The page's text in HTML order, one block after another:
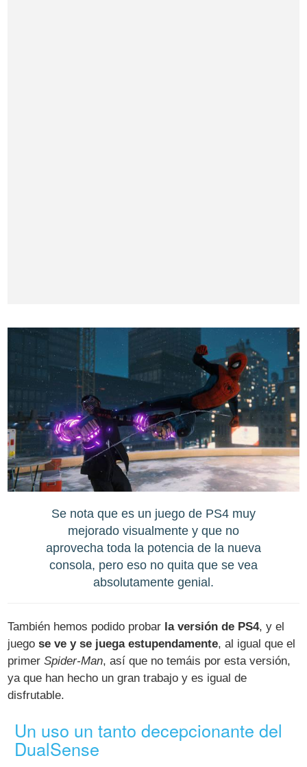
Se nota que es un juego de PS4 muy
mejorado visualmente y que no
aprovecha toda la potencia de la nueva
consola, pero eso no quita que se vea
absolutamente genial.
También hemos podido probar la versión de PS4, y el
juegose ve y se juega estupendamente, al igual que el
primerSpider-Man, así que no temáis por esta versión,
ya que han hecho un gran trabajo y es igual de
disfrutable.
Un uso un tanto decepcionante del
DualSense